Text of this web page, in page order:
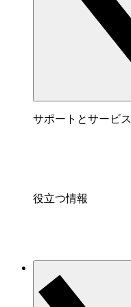
サポートとサービス
役立つ情報